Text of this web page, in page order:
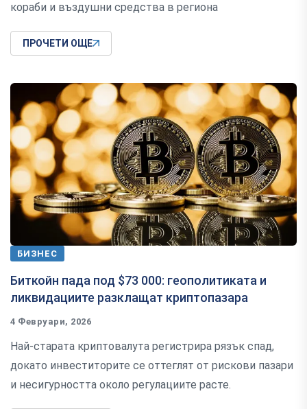
кораби и въздушни средства в региона
ПРОЧЕТИ ОЩЕ
БИЗНЕС
Биткойн пада под $73 000: геополитиката и
ликвидациите разклащат криптопазара
4 Февруари, 2026
Най-старата криптовалута регистрира рязък спад,
докато инвеститорите се оттеглят от рискови пазари
и несигурността около регулациите расте.